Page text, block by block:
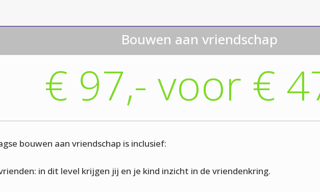
Bouwen aan vriendschap
€ 97,- voor €
bouwen aan vriendschap is inclusief:
in dit level krijgen jij en je kind inzicht in de vriendenkring.